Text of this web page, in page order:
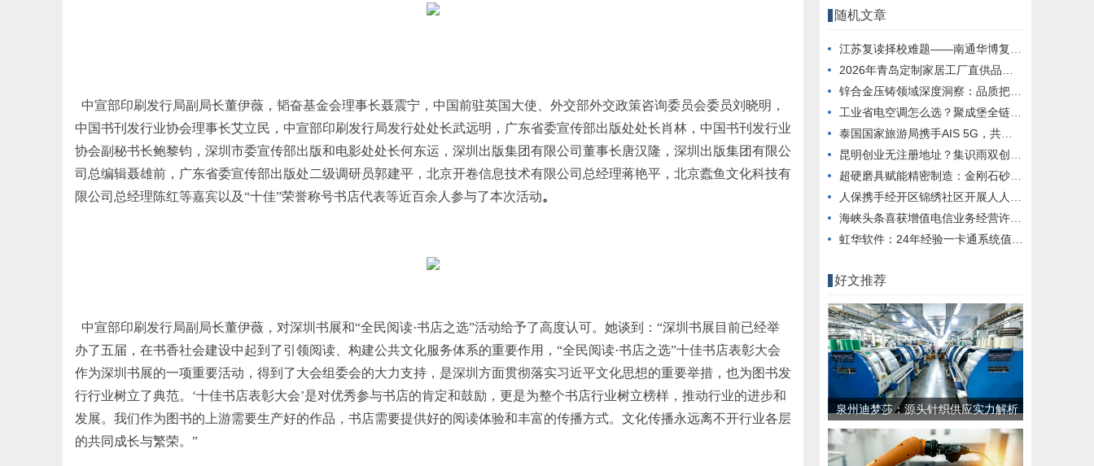
中宣部印刷发行局副局长董伊薇，韬奋基金会理事长聂震宁，中国前驻英国大使、外交部外交政策咨询委员会委员刘晓明，
中国书刊发行业协会理事长艾立民，中宣部印刷发行局发行处处长武远明，广东省委宣传部出版处处长肖林，中国书刊发行业
协会副秘书长鲍黎钧，深圳市委宣传部出版和电影处处长何东运，深圳出版集团有限公司董事长唐汉隆，深圳出版集团有限公
司总编辑聂雄前，广东省委宣传部出版处二级调研员郭建平，北京开卷信息技术有限公司总经理蒋艳平，北京蠹鱼文化科技有
限公司总经理陈红等嘉宾以及“十佳”荣誉称号书店代表等近百余人 参与了本次活动。
中宣部印刷发行局副局长董伊薇，对深圳书展和“全民阅读·书店之选”活动给予了高度认可。她谈到：“深圳书展目前已经举
办了五届，在书香社会建设中起到了引领阅读、构建公共文化服务体系的重要作用，“全民阅读·书店之选”十佳书店表彰大会
作为深圳书展的一项重要活动，得到了大会组委会的大力支持，是深圳方面贯彻落实习近平文化思想的重要举措，也为图书发
行行业树立了典范。‘十佳书店表彰大会’是对优秀参与书店的肯定和鼓励，更是为整个书店行业树立榜样，推动行业的进步和
发展。我们作为图书的上游需要生产好的作品，书店需要提供好的阅读体验和丰富的传播方式。文化传播永远离不开行业各层
的共同成长与繁荣。”
随机文章
江苏复读择校难题——南通华博复读学校实力深度测评
2026年青岛定制家居工厂直供品牌推荐榜单
锌合金压铸领域深度洞察：品质把控与工艺革新之路
工业省电空调怎么选？聚成堡全链条环境控制方案解析
泰国国家旅游局携手AIS 5G，共同推出“回归泰国”活动，以吸引更多国际游客
昆明创业无注册地址？集识雨双创园解决落地难题
超硬磨具赋能精密制造：金刚石砂轮厂家新解法
人保携手经开区锦绣社区开展人人安康宣传
海峡头条喜获增值电信业务经营许可证
虹华软件：24年经验一卡通系统值得信赖之选
好文推荐
泉州迪梦莎：源头针织供应实力解析